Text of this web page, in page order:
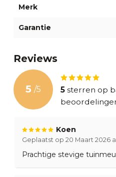
Merk
Garantie
Reviews
5 /5 5sterren op
Koen
Geplaatst op 20 Maart 2026 at
Prachtige stevige